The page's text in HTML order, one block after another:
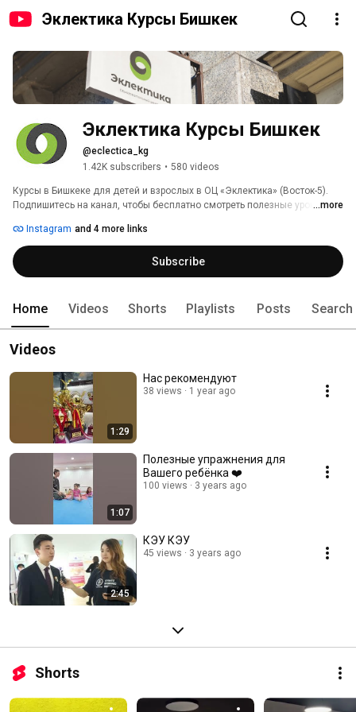
Эклектика Курсы Бишкек
Эклектика Курсы Бишкек
@eclectica_kg
1.42K subscribers • 580 videos
Курсы в Бишкеке для детей и взрослых в ОЦ «Эклектика» (Восток-5).
Подпишитесь на канал, чтобы бесплатно смотреть полезные уроки,
процесса.
...more
Instagram and 4 more links
Subscribe
Home Videos Shorts Playlists Posts Search
Videos
1:29
Нас рекомендуют
38 views 1 year ago
1:07
Полезные упражнения для
Вашего ребёнка ❤️
100 views 3 years ago
2:45
КЭУ КЭУ
45 views 3 years ago
Shorts